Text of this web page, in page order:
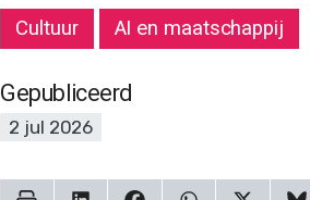
Cultuur AI en maatschappij
Gepubliceerd
2 jul 2026